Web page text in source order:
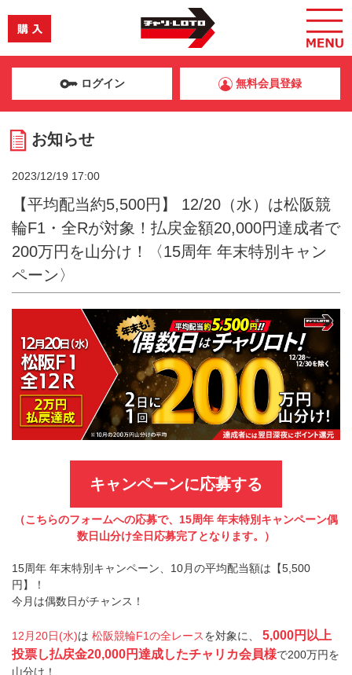
ログイン 無料会員登録
お知らせ
2023/12/19 17:00
【平均配当約5,500円】 12/20（水）は松阪競
輪F1・全Rが対象！払戻金額20,000円達成者で
200万円を山分け！〈15周年 年末特別キャン
ペーン〉
キャンペーンに応募する
（こちらのフォームへの応募で、15周年 年末特別キャンペーン偶
数日山分け全日応募完了となります。）
15周年 年末特別キャンペーン、10月の平均配当額は【5,500
円】！
今月は偶数日がチャンス！
12月20日(水)は 松阪競輪F1の全レースを対象に、 5,000円以上
投票し払戻金20,000円達成したチャリカ会員様で200万円を
山分け！